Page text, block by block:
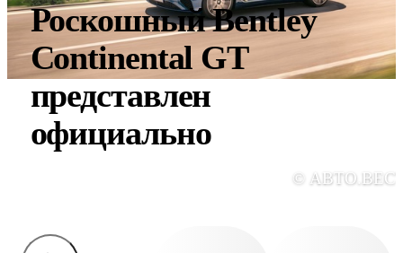
Роскошный Bentley
Continental GT
представлен
официально
©